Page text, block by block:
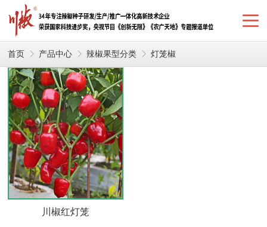
首页 产品中心 辣椒果型分类 灯笼椒
川椒红灯笼